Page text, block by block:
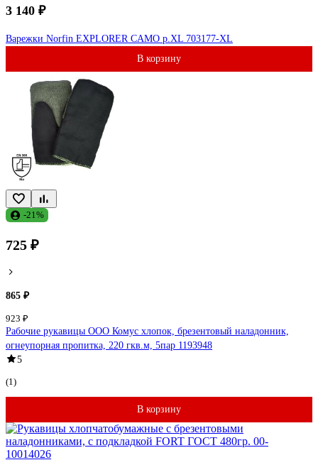
3 140 ₽
Варежки Norfin EXPLORER CAMO p.XL 703177-XL
В корзину
-21%
725 ₽
865 ₽
923 ₽
Рабочие рукавицы ООО Комус хлопок, брезентовый наладонник,
огнеупорная пропитка, 220 гкв.м, 5пар 1193948
5
(1)
В корзину